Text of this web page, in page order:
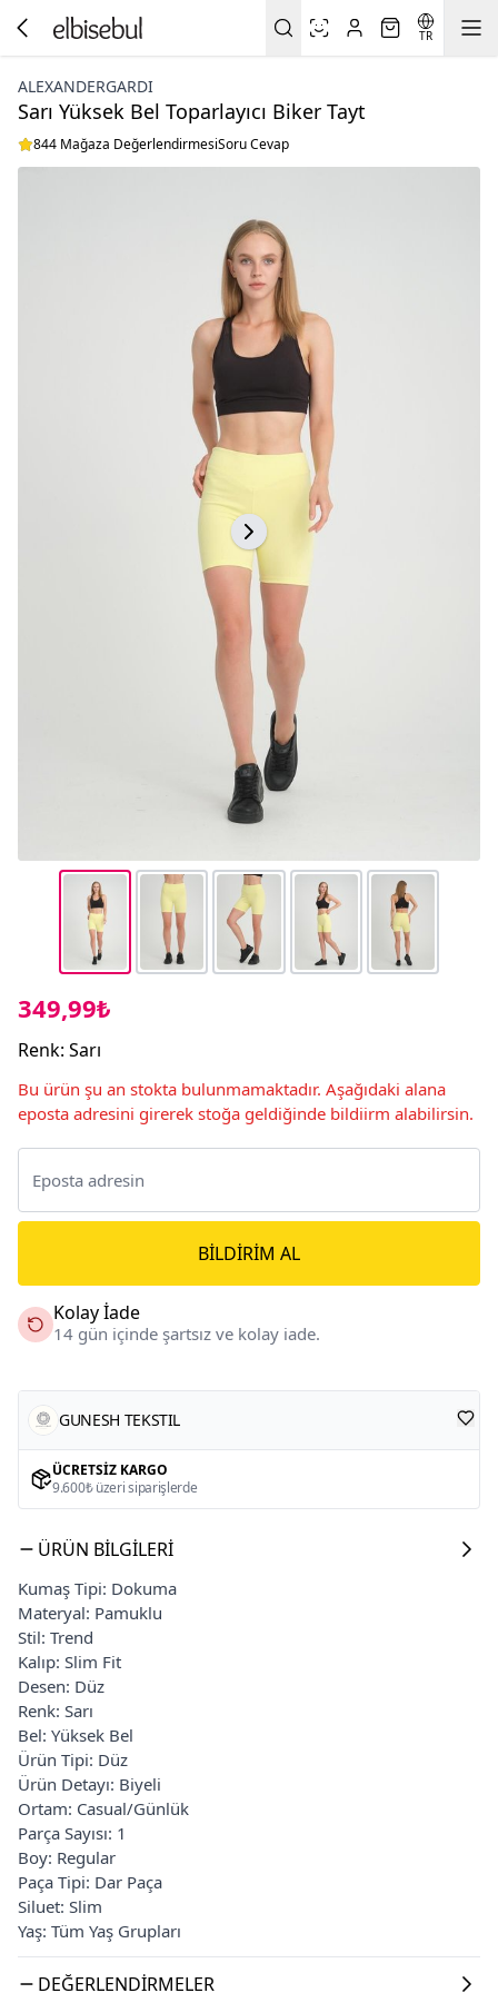
TR
ALEXANDERGARDI
Sarı Yüksek Bel Toparlayıcı Biker Tayt
844 Mağaza DeğerlendirmesiSoru Cevap
349,99₺
Renk: Sarı
Bu ürün şu an stokta bulunmamaktadır. Aşağıdaki alana
eposta adresini girerek stoğa geldiğinde bildiirm alabilirsin.
BILDIRIM AL
Kolay İade
14 gün içinde şartsız ve kolay iade.
GUNESH TEKSTIL
ÜCRETSIZ KARGO
9.600₺ üzeri siparişlerde
ÜRÜN BILGILERI
Kumaş Tipi: Dokuma
Materyal: Pamuklu
Stil: Trend
Kalıp: Slim Fit
Desen: Düz
Renk: Sarı
Bel: Yüksek Bel
Ürün Tipi: Düz
Ürün Detayı: Biyeli
Ortam: Casual/Günlük
Parça Sayısı: 1
Boy: Regular
Paça Tipi: Dar Paça
Siluet: Slim
Yaş: Tüm Yaş Grupları
DEĞERLENDIRMELER